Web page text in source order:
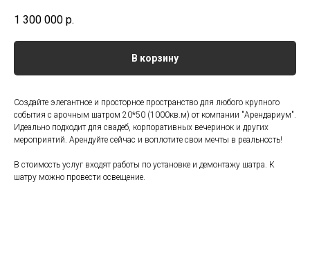
1 300 000 р.
В корзину
Создайте элегантное и просторное пространство для любого крупного
события с арочным шатром 20*50 (1000кв.м) от компании "Арендариум".
Идеально подходит для свадеб, корпоративных вечеринок и других
мероприятий. Арендуйте сейчас и воплотите свои мечты в реальность!
В стоимость услуг входят работы по установке и демонтажу шатра. К
шатру можно провести освещение.